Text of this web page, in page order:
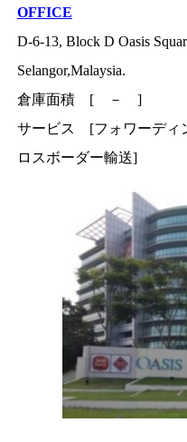
OFFICE
D-6-13, Block D Oasis
Selangor,Malaysia.
倉庫面積 [ － ]
サービス [フォワーディ
ロスボーダー輸送]